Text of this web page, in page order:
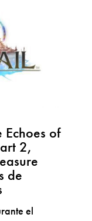
of
2,
de
el